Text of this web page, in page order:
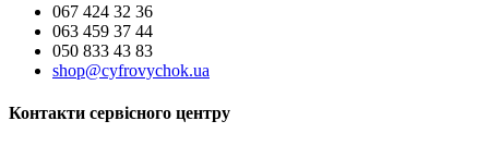
067 424 32 36
063 459 37 44
050 833 43 83
shop@cyfrovychok.ua
Контакти сервісного центру